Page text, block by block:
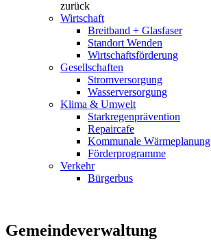
zurück
Wirtschaft
Breitband + Glasfaser
Standort Wenden
Wirtschaftsförderung
Gesellschaften
Stromversorgung
Wasserversorgung
Klima & Umwelt
Starkregenprävention
Repaircafe
Kommunale Wärmeplanung
Förderprogramme
Verkehr
Bürgerbus
Gemeindeverwaltung